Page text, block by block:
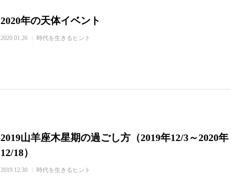
2020年の天体イベント
2020.01.26 時代を生きるヒント
2019山羊座木星期の過ごし方（2019年12/3～2020年
12/18）
2019.12.30 時代を生きるヒント